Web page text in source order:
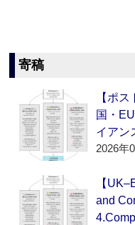
寄稿
【ポ
国・
イアン
2026年
【
and